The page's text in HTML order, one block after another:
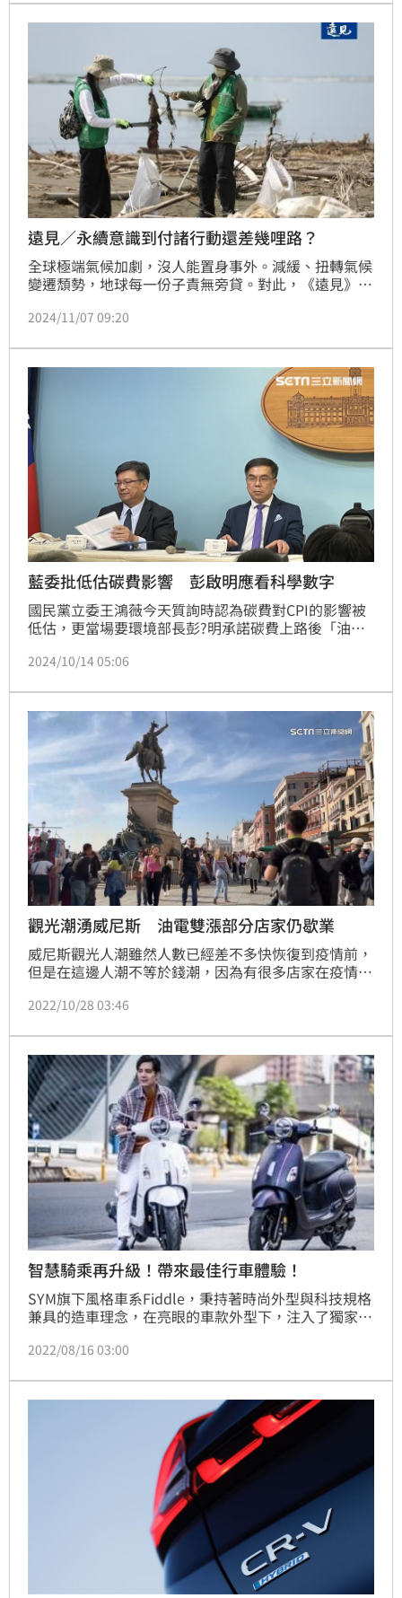
指數上漲135.21點，漲幅約為0.74%，未含金融電子類
指數上漲214.74點，漲幅約為1.59%。
遠見／永續意識到付諸行動還差幾哩路？
全球極端氣候加劇，沒人能置身事外。減緩、扭轉氣候
變遷頹勢，地球每一份子責無旁貸。對此，《遠見》發
為，反思如何為環境永續共盡心力。
2024/11/07 09:20
藍委批低估碳費影響 彭啟明應看科學數字
國民黨立委王鴻薇今天質詢時認為碳費對CPI的影響被
低估，更當場要環境部長彭?明承諾碳費上路後「油電
影響應看科學數字。
2024/10/14 05:06
觀光潮湧威尼斯 油電雙漲部分店家仍歇業
威尼斯觀光人潮雖然人數已經差不多快恢復到疫情前，
但是在這邊人潮不等於錢潮，因為有很多店家在疫情期
只要一開店，成本就很難回收，所以現在不少餐廳觀光
現況。
2022/10/28 03:46
智慧騎乘再升級！帶來最佳行車體驗！
SYM旗下風格車系Fiddle，秉持著時尚外型與科技規格
兼具的造車理念，在亮眼的車款外型下，注入了獨家技
得舒適」的機車，為風格車市場立下新的標竿。現在
技讓人們享受更便利的騎乘生活。
2022/08/16 03:00